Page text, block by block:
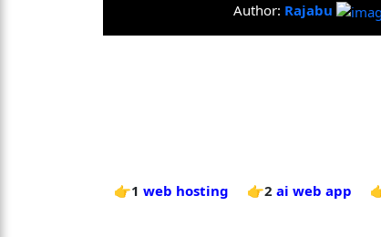
Author: Rajabu
👉1 web hosting 👉2 ai web app